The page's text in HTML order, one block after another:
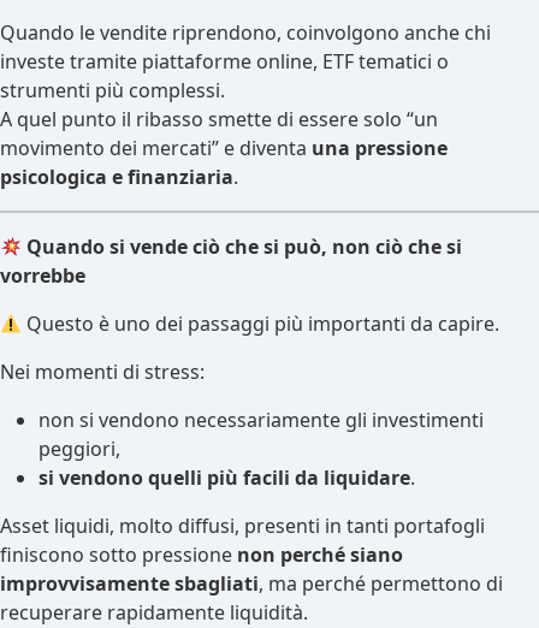
Quando le vendite riprendono, coinvolgono anche chi
investe tramite piattaforme online, ETF tematici o
strumenti più complessi.
A quel punto il ribasso smette di essere solo “un
movimento dei mercati” e diventa una pressione
psicologica e finanziaria.
Quando si vende ciò che si può, non ciò che si
vorrebbe
Questo è uno dei passaggi più importanti da capire.
Nei momenti di stress:
non si vendono necessariamente gli investimenti
peggiori,
si vendono quelli più facili da liquidare.
Asset liquidi, molto diffusi, presenti in tanti portafogli
finiscono sotto pressione non perché siano
improvvisamente sbagliati, ma perché permettono di
recuperare rapidamente liquidità.